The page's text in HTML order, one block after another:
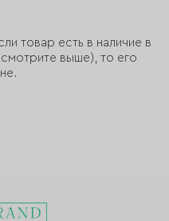
товар есть в наличие в
выше), то его